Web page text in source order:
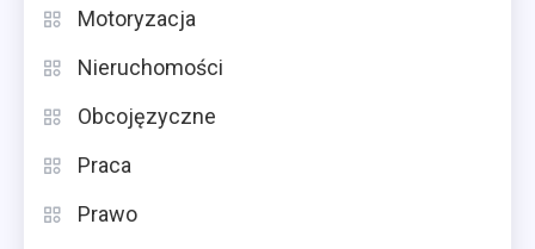
Motoryzacja
Nieruchomości
Obcojęzyczne
Praca
Prawo